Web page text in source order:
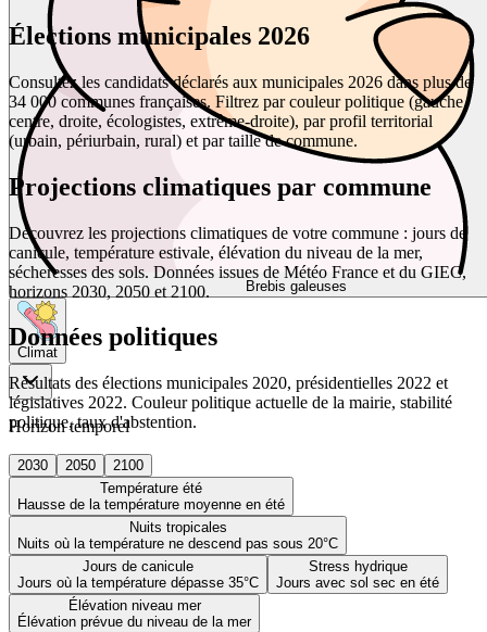
Brebis galeuses
Climat
Horizon temporel
2030 2050
2100
Température été
Hausse de la température moyenne en été
Nuits tropicales
Nuits où la température ne descend pas sous 20°C
Jours de canicule
Jours où la température dépasse 35°C
Stress hydrique
Jours avec sol sec en été
Élévation niveau mer
Élévation prévue du niveau de la mer
Élections municipales 2026
Consultez les candidats déclarés aux municipales 2026 dans plus de
34 000 communes françaises. Filtrez par couleur politique (gauche,
centre, droite, écologistes, extrême-droite), par profil territorial
(urbain, périurbain, rural) et par taille de commune.
Projections climatiques par commune
Découvrez les projections climatiques de votre commune : jours de
canicule, température estivale, élévation du niveau de la mer,
sécheresses des sols. Données issues de Météo France et du GIEC,
horizons 2030, 2050 et 2100.
Données politiques
Résultats des élections municipales 2020, présidentielles 2022 et
législatives 2022. Couleur politique actuelle de la mairie, stabilité
politique, taux d'abstention.